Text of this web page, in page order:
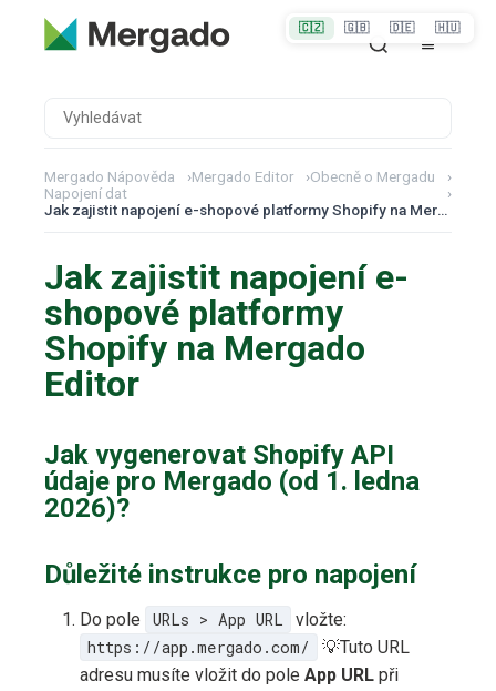
Mergado Nápověda ›Mergado Editor ›Obecně o Mergadu
›
Napojení dat
›
Jak zajistit napojení e-shopové platformy Shopify na Mergado Editor
Jak zajistit napojení e-
shopové platformy
Shopify na Mergado
Editor
Jak vygenerovat Shopify API
údaje pro Mergado (od 1. ledna
2026)?
Důležité instrukce pro napojení
Do pole URLs > App URL
vložte:
https://app.mergado.com/
💡Tuto URL
adresu musíte vložit do pole App URL při
🇨🇿 🇬🇧 🇩🇪 🇭🇺